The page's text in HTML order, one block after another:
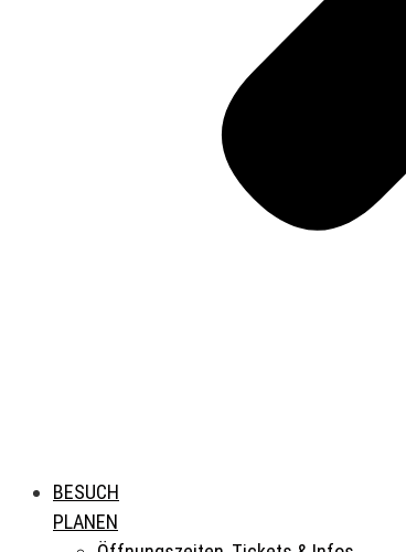
BESUCH
PLANEN